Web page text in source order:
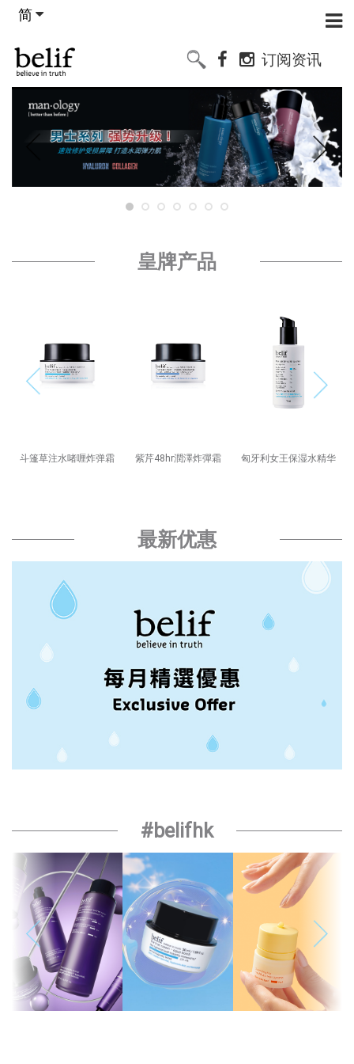
简
订阅资讯
皇牌产品
斗篷草注水啫喱炸弹霜 紫芹48hr潤澤炸彈霜 匈牙利女王保湿水精华
最新优惠
#belifhk